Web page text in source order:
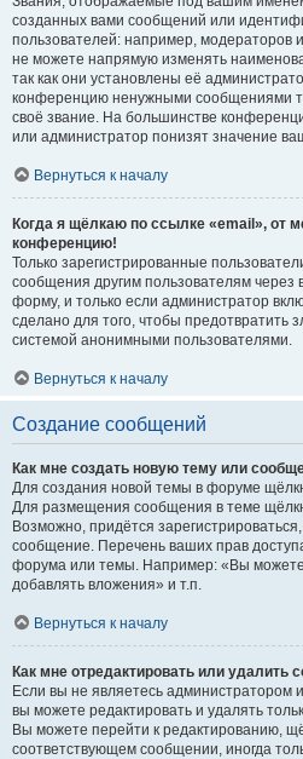
созданных вами сообщений или
пользователей: например, модераторов
не можете напрямую изменять
так как они установлены её
конференцию ненужными сообщениями
своё звание. На большинстве
или администратор понизят значение
Вернуться к началу
Когда я щёлкаю по ссылке «email», от
конференцию!
Только зарегистрированные
сообщения другим пользователям
форму, и только если администратор
сделано для того, чтобы предотвратить
системой анонимными пользователями.
Вернуться к началу
Создание сообщений
Как мне создать новую тему или
Для создания новой темы в форуме
Для размещения сообщения в теме
Возможно, придётся
сообщение. Перечень ваших прав
форума или темы. Например: «Вы
добавлять вложения» и т.п.
Вернуться к началу
Как мне отредактировать или удалить
Если вы не являетесь
вы можете редактировать и удалять
Вы можете перейти к редактированию,
соответствующем сообщении, иногда